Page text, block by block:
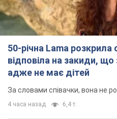
50-річна Lama розкрила
відповіла на закиди, що
адже не має дітей
За словами співачки, вона не
4 часа назад 6,4 т.